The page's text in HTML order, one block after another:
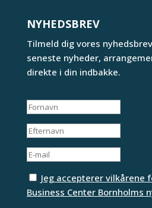
NYHEDSBREV
Tilmeld dig vores
seneste nyheder,
direkte i din indbakke.
Jeg accepterer vilkårene
Business Center Bornholms